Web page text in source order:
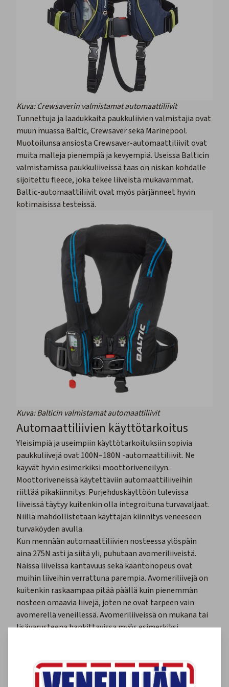
Kuva: Crewsaverin valmistamat automaattiliivit
Tunnettuja ja laadukkaita paukkuliivien valmistajia ovat
muun muassa Baltic, Crewsaver sekä Marinepool.
Muotoilunsa ansiostaCrewsaver-automaattiliivit ovat
muita malleja pienempiä ja kevyempiä. Useissa Balticin
valmistamissa paukkuliiveissä taas on niskan kohdalle
sijoitettu fleece, joka tekee liiveistä mukavammat.
Baltic-automaattiliivit ovat myös pärjänneet hyvin
kotimaisissa testeissä.
Kuva: Balticin valmistamat automaattiliivit
Automaattiliivien käyttötarkoitus
Yleisimpiä ja useimpiin käyttötarkoituksiin sopivia
paukkuliivejä ovat 100N–180N -automaattiliivit. Ne
käyvät hyvin esimerkiksi moottoriveneilyyn.
Moottoriveneissä käytettäviin automaattiliiveihin
riittää pikakiinnitys. Purjehduskäyttöön tulevissa
liiveissä täytyy kuitenkin olla integroituna turvavaljaat.
Niillä mahdollistetaan käyttäjän kiinnitys veneeseen
turvaköyden avulla.
Kun mennään automaattiliivien nosteessa ylöspäin
aina 275N asti ja siitä yli, puhutaan avomeriliiveistä.
Näissä liiveissä kantavuus sekä kääntönopeus ovat
muihin liiveihin verrattuna parempia. Avomeriliivejä on
kuitenkin raskaampaa pitää päällä kuin pienemmän
nosteen omaavia liivejä, joten ne ovat tarpeen vain
avomerellä veneillessä. Avomeriliiveissä on mukana tai
lisävarusteena hankittavissa myös esimerkiksi
Paukkuliivien käyttäjän koko
Nuorten automaattiliivejä ovat yleensä